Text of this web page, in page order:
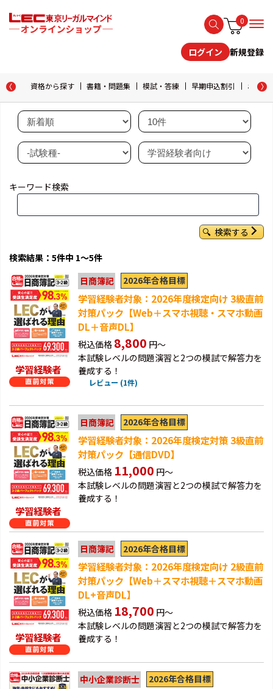
0
ログイン 新規登録
資格から探す 書籍・問題集 模試・答練 早期申込割引 おため
キーワード検索
検索する
検索結果：5件中 1～5件
学習経験者
日商簿記 2026年合格目標
学習経験者対象：2026年度検定向け 3級直前
対策パック【Web＋スマホ視聴・スマホ動画
DL＋音声DL】
税込価格 8,800 円～
本試験レベルの問題演習と2つの模試で解答力を
養成する！
レビュー (1件)
学習経験者
日商簿記 2026年合格目標
学習経験者対象：2026年度検定対策 3級直前
対策パック【通信DVD】
税込価格 11,000 円～
本試験レベルの問題演習と2つの模試で解答力を
養成する！
学習経験者
日商簿記 2026年合格目標
学習経験者対象：2026年度検定向け 2級直前
対策パック【Web＋スマホ視聴＋スマホ動画
DL+音声DL】
税込価格 18,700 円～
本試験レベルの問題演習と2つの模試で解答力を
養成する！
中小企業診断士 2026年合格目標